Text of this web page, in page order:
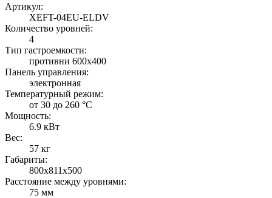
Артикул:
XEFT-04EU-ELDV
Количество уровней:
4
Тип гастроемкости:
противни 600х400
Панель управления:
электронная
Температурный режим:
от 30 до 260 °С
Мощность:
6.9 кВт
Вес:
57 кг
Габариты:
800х811х500
Расстояние между уровнями:
75 мм